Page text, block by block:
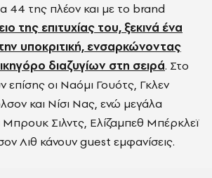
44 της πλέον και με το brand
της επιτυχίας του, ξεκινά ένα
υποκριτική, ενσαρκώνοντας
διαζυγίων στη σειρά. Στο
επίσης οι Ναόμι Γουότς, Γκλεν
και Νίσι Νας, ενώ μεγάλα
Σιλντς, Ελίζαμπεθ Μπέρκλεϊ
Λιθ κάνουν guest εμφανίσεις.